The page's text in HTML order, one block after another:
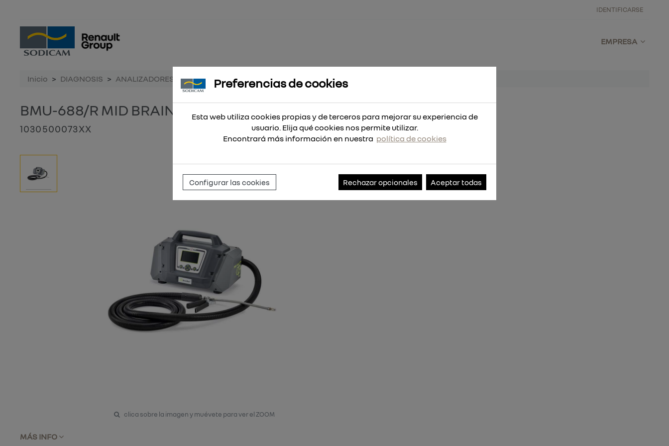
IDENTIFICARSE
EMPRESA
Inicio DIAGNOSIS ANALIZADORES DE GASES BMU-688/R MID BRAINBEE BLACK
BMU-688/R MID BRAINBEE BLACK
1030500073XX
clica sobre la imagen y muévete para ver el ZOOM
MÁS INFO
Preferencias de cookies
Esta web utiliza cookies propias y de terceros para mejorar su experiencia de
usuario. Elija qué cookies nos permite utilizar.
Encontrará más información en nuestra política de cookies
Configurar las cookies Rechazar opcionales Aceptar todas